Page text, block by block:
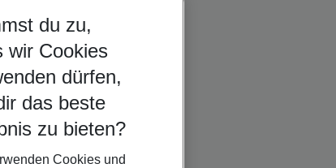
du zu,
wir Cookies
dürfen,
das beste
zu bieten?
Cookies und